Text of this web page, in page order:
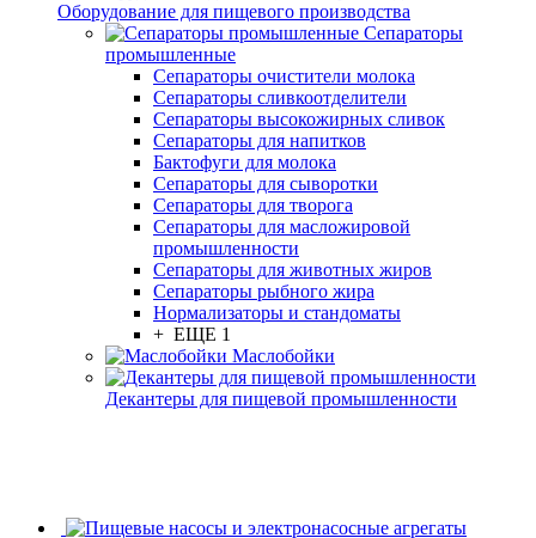
Оборудование для пищевого производства
Сепараторы
промышленные
Сепараторы очистители молока
Сепараторы сливкоотделители
Сепараторы высокожирных сливок
Сепараторы для напитков
Бактофуги для молока
Сепараторы для сыворотки
Сепараторы для творога
Сепараторы для масложировой
промышленности
Сепараторы для животных жиров
Сепараторы рыбного жира
Нормализаторы и стандоматы
+ ЕЩЕ 1
Маслобойки
Декантеры для пищевой промышленности